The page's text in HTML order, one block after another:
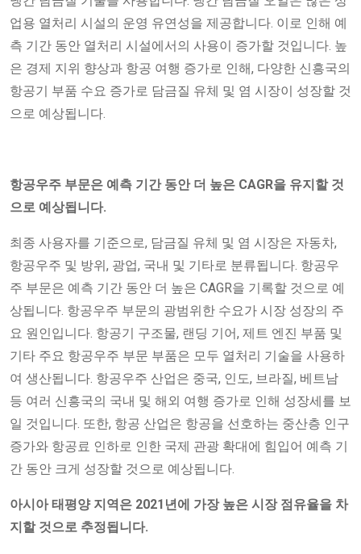
업용 열처리 시설의 운영 유연성을 제공합니다. 이로 인해 예
측 기간 동안 열처리 시설에서의 사용이 증가할 것입니다. 높
은 경제 지위 향상과 항공 여행 증가로 인해, 다양한 신흥국의
항공기 부품 수요 증가로 담금질 유체 및 염 시장이 성장할 것
으로 예상됩니다.
항공우주 부문은 예측 기간 동안 더 높은 CAGR을 유지할 것
으로 예상됩니다.
최종 사용자를 기준으로, 담금질 유체 및 염 시장은 자동차,
항공우주 및 방위, 광업, 국내 및 기타로 분류됩니다. 항공우
주 부문은 예측 기간 동안 더 높은 CAGR을 기록할 것으로 예
상됩니다. 항공우주 부문의 광범위한 수요가 시장 성장의 주
요 원인입니다. 항공기 구조물, 랜딩 기어, 제트 엔진 부품 및
기타 주요 항공우주 부문 부품은 모두 열처리 기술을 사용하
여 생산됩니다. 항공우주 산업은 중국, 인도, 브라질, 베트남
등 여러 신흥국의 국내 및 해외 여행 증가로 인해 성장세를 보
일 것입니다. 또한, 항공 산업은 항공을 선호하는 중산층 인구
증가와 항공료 인하로 인한 국제 관광 확대에 힘입어 예측 기
간 동안 크게 성장할 것으로 예상됩니다.
아시아 태평양 지역은 2021년에 가장 높은 시장 점유율을 차
지할 것으로 추정됩니다.